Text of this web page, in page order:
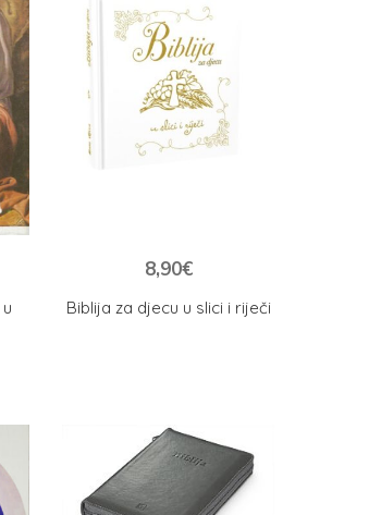
Biblija za djecu u slici i riječi
8,90€